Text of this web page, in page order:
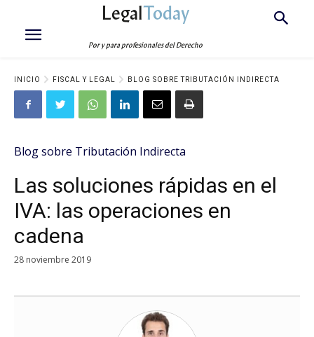
LegalToday
Por y para profesionales del Derecho
INICIO FISCAL Y LEGAL BLOG SOBRE TRIBUTACIÓN INDIRECTA
Blog sobre Tributación Indirecta
Las soluciones rápidas en el
IVA: las operaciones en
cadena
28 noviembre 2019